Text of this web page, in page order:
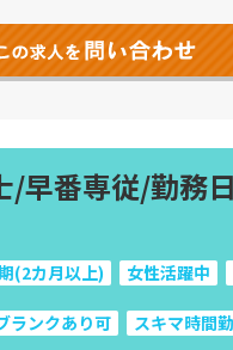
/早番専従/勤務
(2カ月以上) 女性活躍中
ランクあり可 スキマ時間